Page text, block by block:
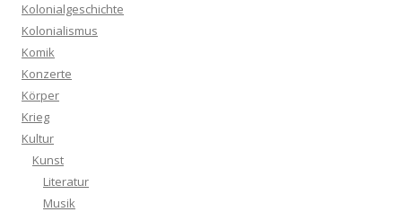
Kolonialgeschichte
Kolonialismus
Komik
Konzerte
Körper
Krieg
Kultur
Kunst
Literatur
Musik